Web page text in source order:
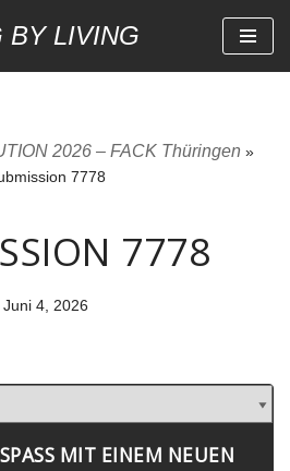
BY LIVING
2026 – FACK Thüringen »
7778
7778
Juni 4, 2026
MIT EINEM NEUEN (